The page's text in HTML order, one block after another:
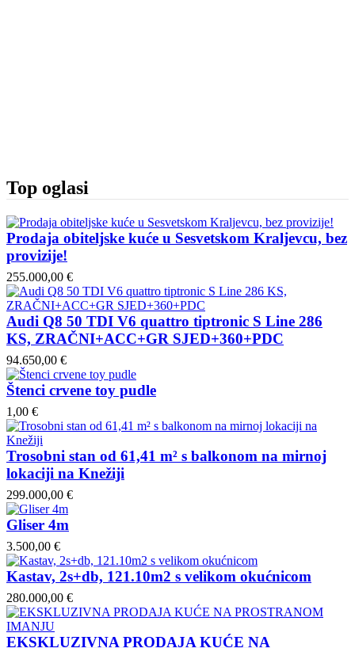
Top oglasi
Prodaja obiteljske kuće u Sesvetskom Kraljevcu, bez
provizije!
255.000,00 €
Audi Q8 50 TDI V6 quattro tiptronic S Line 286
KS, ZRAČNI+ACC+GR SJED+360+PDC
94.650,00 €
Štenci crvene toy pudle
1,00 €
Trosobni stan od 61,41 m² s balkonom na mirnoj
lokaciji na Knežiji
299.000,00 €
Gliser 4m
3.500,00 €
Kastav, 2s+db, 121.10m2 s velikom okućnicom
280.000,00 €
EKSKLUZIVNA PRODAJA KUĆE NA